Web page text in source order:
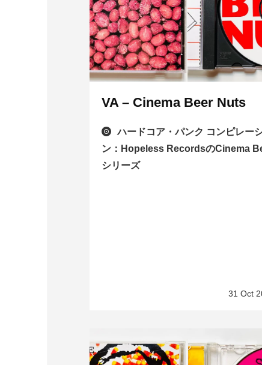
VA – Cinema Beer Nuts
ハードコア・パンク コンピレー
ン：Hopeless RecordsのCinema
シリーズ
31 Oct